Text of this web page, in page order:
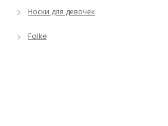
Носки для девочек
Falke